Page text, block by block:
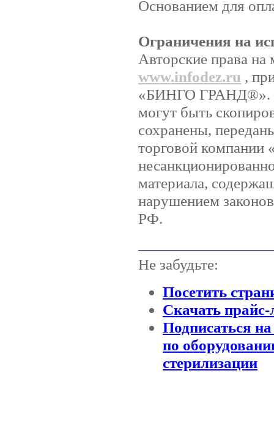
Основанием для
Ограничения на
Авторские права
www.infodez.ru ,
«БИНГО ГРАНД®».
могут быть
сохранены,
торговой
материала,
нарушением
РФ.
Не забудьте:
Посетить
Скачать прайс-
Подписаться
по
стерилизации